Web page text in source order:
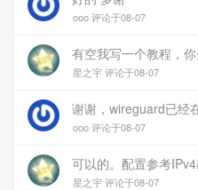
ooo 评论于08-07
星之宇 评论于08-07
ooo 评论于08-07
星之宇 评论于08-07